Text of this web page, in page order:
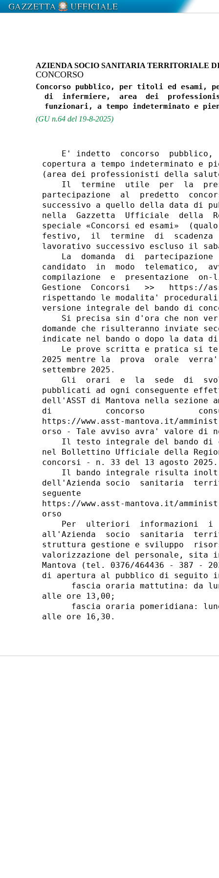
AZIENDA SOCIO SANITARIA TERRITORIALE
CONCORSO
Concorso pubblico, per titoli ed esami,
di  infermiere,  area  dei
(GU n.64 del 19-8-2025)
E' indetto  concorso  pubblico,
copertura a tempo indeterminato
(area dei professionisti della
Il  termine  utile  per  la
partecipazione  al  predetto
successivo a quello della data di
nella  Gazzetta  Ufficiale  della
speciale «Concorsi ed esami»
festivo,  il  termine  di  scadenza
lavorativo successivo escluso il
La  domanda  di  partecipazione
candidato  in  modo  telematico,
compilazione  e  presentazione
Gestione  Concorsi   >>   https://
rispettando le modalita'
versione integrale del bando di
Si precisa sin d'ora che non
domande che risulteranno inviate
indicate nel bando o dopo la data
Le prove scritta e pratica si
2025 mentre la  prova  orale
settembre 2025.
Gli  orari  e  la  sede  di
pubblicati ad ogni conseguente
dell'ASST di Mantova nella sezione
di           concorso
https://www.asst-mantova.it/
orso - Tale avviso avra' valore
Il testo integrale del bando di
nel Bollettino Ufficiale della
concorsi - n. 33 del 13 agosto
Il bando integrale risulta
dell'Azienda socio  sanitaria
seguente
https://www.asst-mantova.it/
orso
Per  ulteriori  informazioni  i
all'Azienda  socio  sanitaria
struttura gestione e sviluppo
valorizzazione del personale, sita
Mantova (tel. 0376/464436 - 387 -
di apertura al pubblico di
fascia oraria mattutina: da
alle ore 13,00;
fascia oraria pomeridiana:
alle ore 16,30.